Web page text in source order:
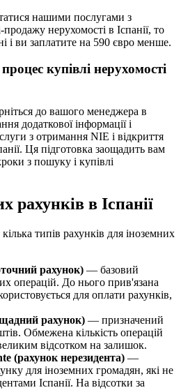
нашими послугами з
нерухомості в Іспанії, то
і ви заплатите на 590 євро менше.
купівлі нерухомості
до вашого менеджера в
додаткової інформації і
з отримання NIE і відкриття
Ця підготовка заощадить вам
з пошуку і купівлі
рахунків в Іспанії
типів рахунків для іноземних
рахунок) — базовий
операцій. До нього прив'язана
для оплати рахунків,
рахунок) — призначений
Обмежена кількість операцій
відсотком на залишок.
(рахунок нерезидента) —
для іноземних громадян, які не
Іспанії. На відсотки за